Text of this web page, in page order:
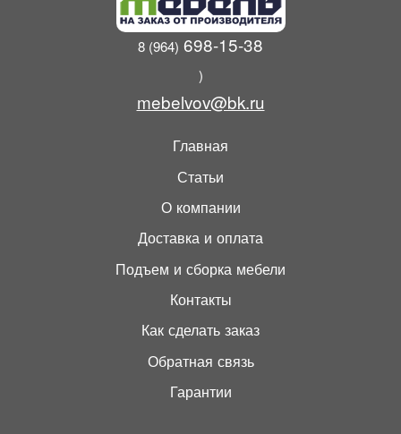
8 (964) 698-15-38
)
mebelvov@bk.ru
Главная
Статьи
О компании
Доставка и оплата
Подъем и сборка мебели
Контакты
Как сделать заказ
Обратная связь
Гарантии